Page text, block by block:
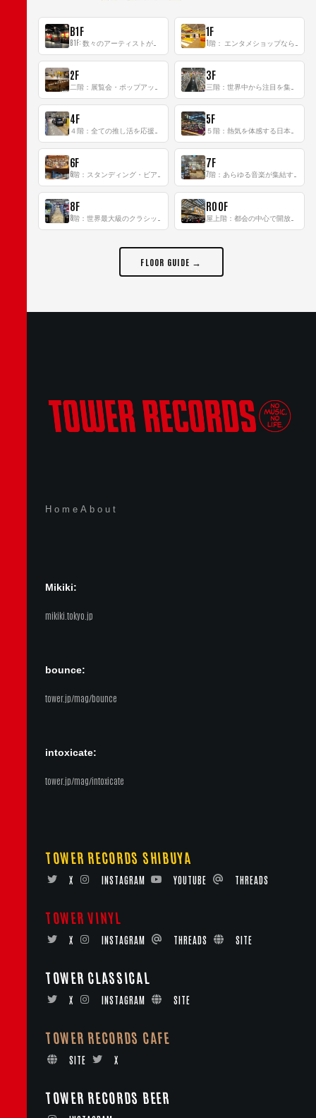
B1F 1F
2F 3F
4F 5F
6F 7F
8F ROOF
FLOOR GUIDE →
Home About
Mikiki:
mikiki.tokyo.jp
bounce:
tower.jp/mag/bounce
intoxicate:
tower.jp/mag/intoxicate
TOWER RECORDS SHIBUYA
X INSTAGRAM YOUTUBE THREADS
TOWER VINYL
X INSTAGRAM THREADS SITE
TOWER CLASSICAL
X INSTAGRAM SITE
TOWER RECORDS CAFE
SITE X
TOWER RECORDS BEER